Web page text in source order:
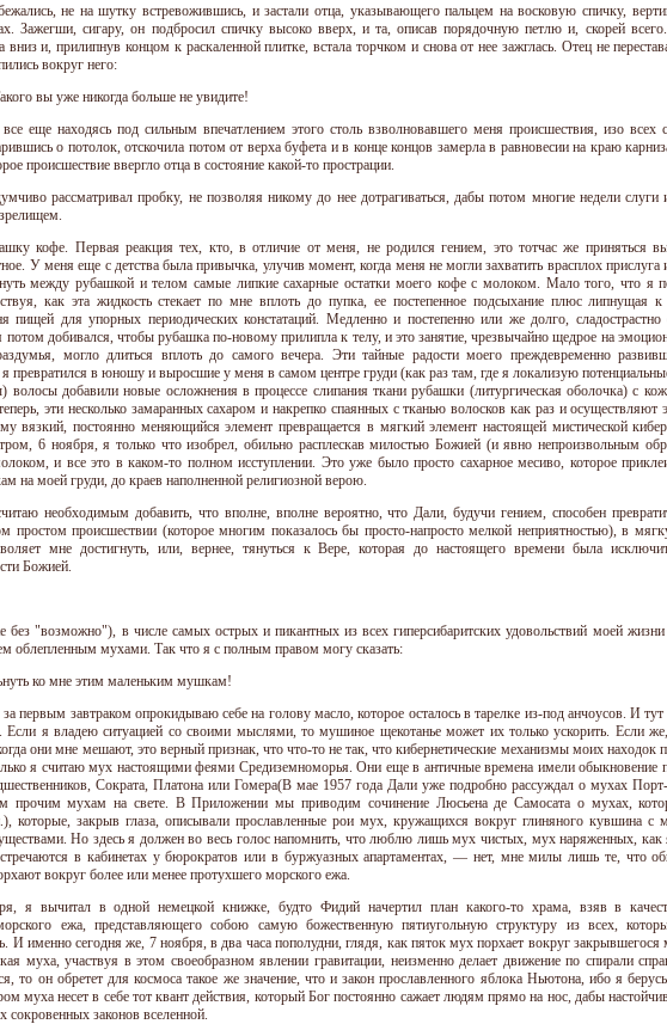
не на шутку встревожившись, и застали отца, указывающего пальцем на восковую спичку,
Зажегши, сигару, он подбросил спичку высоко вверх, и та, описав порядочную петлю и, скорей
вниз и, прилипнув концом к раскаленной плитке, встала торчком и снова от нее зажглась. Отец не
вокруг него:
вы уже никогда больше не увидите!
еще находясь под сильным впечатлением этого столь взволновавшего меня происшествия, изо всех
о потолок, отскочила потом от верха буфета и в конце концов замерла в равновесии на краю
происшествие ввергло отца в состояние какой-то прострации.
рассматривал пробку, не позволяя никому до нее дотрагиваться, дабы потом многие недели
кофе. Первая реакция тех, кто, в отличие от меня, не родился гением, это тотчас же приняться
У меня еще с детства была привычка, улучив момент, когда меня не могли захватить врасплох прислуга
между рубашкой и телом самые липкие сахарные остатки моего кофе с молоком. Мало того, что я
как эта жидкость стекает по мне вплоть до пупка, ее постепенное подсыхание плюс липнущая
пищей для упорных периодических констатаций. Медленно и постепенно или же долго,
потом добивался, чтобы рубашка по-новому прилипла к телу, и это занятие, чрезвычайно щедрое на
могло длиться вплоть до самого вечера. Эти тайные радости моего преждевременно
я превратился в юношу и выросшие у меня в самом центре груди (как раз там, где я локализую
волосы добавили новые осложнения в процессе слипания ткани рубашки (литургическая оболочка) с
эти несколько замаранных сахаром и накрепко спаянных с тканью волосков как раз и осуществляют
вязкий, постоянно меняющийся элемент превращается в мягкий элемент настоящей мистической
6 ноября, я только что изобрел, обильно расплескав милостью Божией (и явно непроизвольным
и все это в каком-то полном исступлении. Это уже было просто сахарное месиво, которое
на моей груди, до краев наполненной религиозной верою.
необходимым добавить, что вполне, вполне вероятно, что Дали, будучи гением, способен
простом происшествии (которое многим показалось бы просто-напросто мелкой неприятностью), в
мне достигнуть, или, вернее, тянуться к Вере, которая до настоящего времени была
Божией.
"возможно"), в числе самых острых и пикантных из всех гиперсибаритских удовольствий моей жизни
облепленным мухами. Так что я с полным правом могу сказать:
ко мне этим маленьким мушкам!
первым завтраком опрокидываю себе на голову масло, которое осталось в тарелке из-под анчоусов. И
я владею ситуацией со своими мыслями, то мушиное щекотанье может их только ускорить. Если
они мне мешают, это верный признак, что что-то не так, что кибернетические механизмы моих находок
я считаю мух настоящими феями Средиземноморья. Они еще в античные времена имели обыкновение
Сократа, Платона или Гомера(В мае 1957 года Дали уже подробно рассуждал о мухах
прочим мухам на свете. В Приложении мы приводим сочинение Люсьена де Самосата о мухах,
которые, закрыв глаза, описывали прославленные рои мух, кружащихся вокруг глиняного кувшина с
Но здесь я должен во весь голос напомнить, что люблю лишь мух чистых, мух наряженных, как
в кабинетах у бюрократов или в буржуазных апартаментах, — нет, мне милы лишь те, что
вокруг более или менее протухшего морского ежа.
я вычитал в одной немецкой книжке, будто Фидий начертил план какого-то храма, взяв в
ежа, представляющего собою самую божественную пятиугольную структуру из всех,
И именно сегодня же, 7 ноября, в два часа пополудни, глядя, как пяток мух порхает вокруг закрывшегося
муха, участвуя в этом своеобразном явлении гравитации, неизменно делает движение по спирали
то он обретет для космоса такое же значение, что и закон прославленного яблока Ньютона, ибо я
муха несет в себе тот квант действия, который Бог постоянно сажает людям прямо на нос, дабы
законов вселенной.